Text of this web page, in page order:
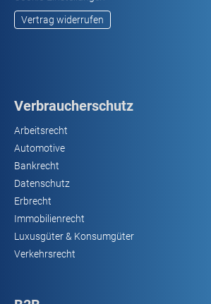
Vertrag widerrufen
Verbraucherschutz
Arbeitsrecht
Automotive
Bankrecht
Datenschutz
Erbrecht
Immobilienrecht
Luxusgüter & Konsumgüter
Verkehrsrecht